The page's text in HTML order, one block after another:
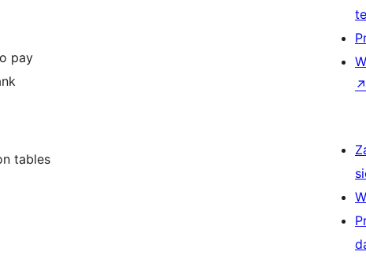
pay
tables
↗